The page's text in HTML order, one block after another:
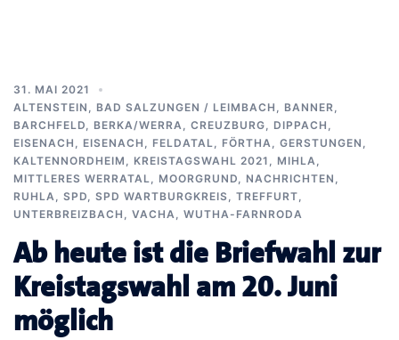
31. MAI 2021
ALTENSTEIN
BAD SALZUNGEN / LEIMBACH BANNER
BARCHFELD
BERKA/WERRA CREUZBURG DIPPACH
EISENACH
EISENACH FELDATAL FÖRTHA GERSTUNGEN
KALTENNORDHEIM
KREISTAGSWAHL 2021 MIHLA
MITTLERES WERRATAL
MOORGRUND NACHRICHTEN
RUHLA
SPD SPD WARTBURGKREIS TREFFURT
UNTERBREIZBACH
VACHA WUTHA-FARNRODA
Ab heute ist die Briefwahl zur
Kreistagswahl am 20. Juni
möglich